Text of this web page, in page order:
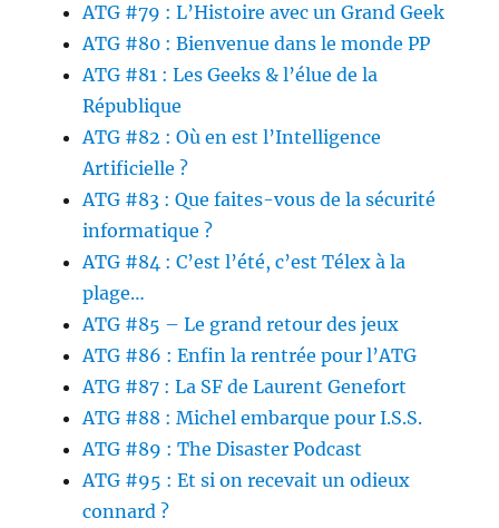
ATG #79 : L’Histoire avec un Grand Geek
ATG #80 : Bienvenue dans le monde PP
ATG #81 : Les Geeks & l’élue de la
République
ATG #82 : Où en est l’Intelligence
Artificielle ?
ATG #83 : Que faites-vous de la sécurité
informatique ?
ATG #84 : C’est l’été, c’est Télex à la
plage…
ATG #85 – Le grand retour des jeux
ATG #86 : Enfin la rentrée pour l’ATG
ATG #87 : La SF de Laurent Genefort
ATG #88 : Michel embarque pour I.S.S.
ATG #89 : The Disaster Podcast
ATG #95 : Et si on recevait un odieux
connard ?